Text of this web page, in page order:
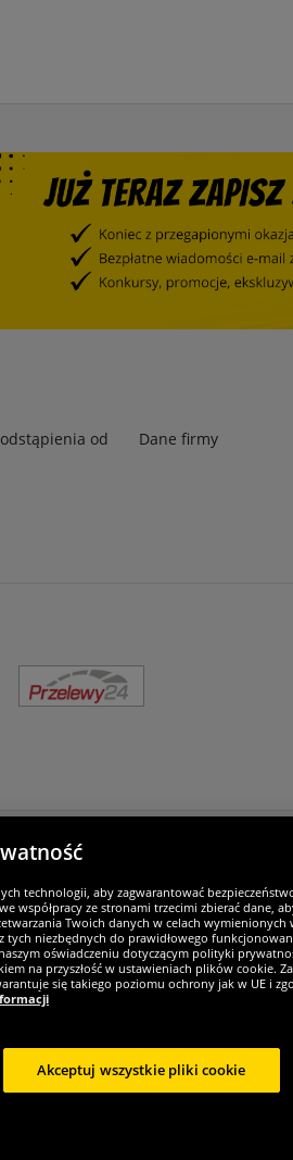
od
Dane firmy
Jesteśmy wyjątkowi
technologii, aby zagwarantować
współpracy ze stronami trzecimi zbierać dane,
Twoich danych w celach
tych niezbędnych do prawidłowego
oświadczeniu dotyczącym polityki
na przyszłość w ustawieniach plików
się takiego poziomu ochrony jak w UE i
Akceptuj wszystkie pliki cookie